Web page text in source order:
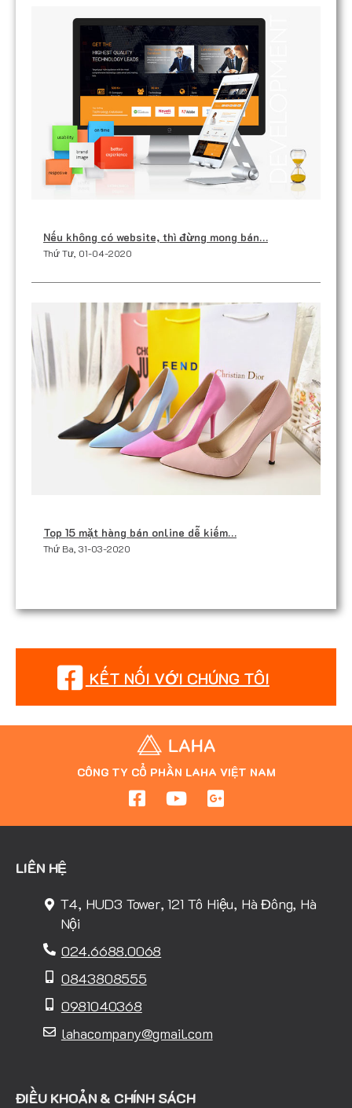
Nếu không có website, thì đừng mong bán…
Thứ Tư, 01-04-2020
Top 15 mặt hàng bán online dễ kiếm…
Thứ Ba, 31-03-2020
KẾT NỐI VỚI CHÚNG TÔI
CÔNG TY CỔ PHẦN LAHA VIỆT NAM
LIÊN HỆ
T4, HUD3 Tower, 121 Tô Hiệu, Hà Đông, Hà
Nội
024.6688.0068
0843808555
0981040368
lahacompany@gmail.com
ĐIỀU KHOẢN & CHÍNH SÁCH